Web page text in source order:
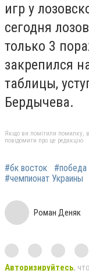
игр у
сегодня
только 3
закрепился
таблицы,
Бердычева.
Якщо ви помітили помилку,
повідомити про це редакцію
#бк восток #победа
#чемпионат Украины
Роман Деняк
Авторизируйтесь,